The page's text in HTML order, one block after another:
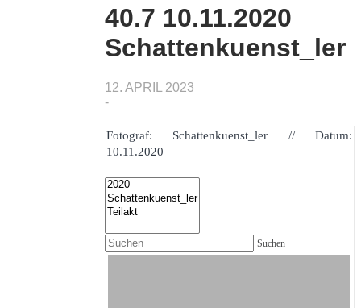
40.7 10.11.2020
Schattenkuenst_ler
12. APRIL 2023
-
Fotograf: Schattenkuenst_ler // Datum:
10.11.2020
Suchen